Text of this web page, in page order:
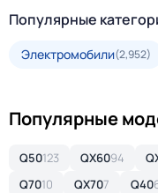
Популярные
Электромобили(2,952)
Популярные
Q50123 QX6094
Q7010 QX707 Q40